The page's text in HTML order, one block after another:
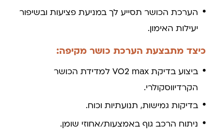
הערכת הכושר תסייע לך במניעת פציעות ובשיפור
יעילות האימון.
כיצד מתבצעת הערכת כושר מקיפה:
ביצוע בדיקת VO2 max למדידת הכושר
הקרדיווסקולרי.
בדיקות גמישות, תנועתיות וכוח.
ניתוח הרכב גוף באמצעות/אחוזי שומן.